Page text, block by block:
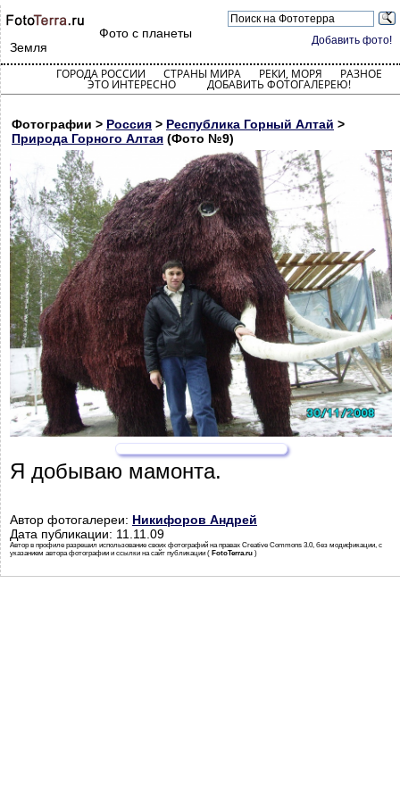
Добавить фото!
Фото с планеты
Земля
ГОРОДА РОССИИ СТРАНЫ МИРА РЕКИ, МОРЯ РАЗНОЕ
ЭТО ИНТЕРЕСНО ДОБАВИТЬ ФОТОГАЛЕРЕЮ!
Фотографии > Россия > Республика Горный Алтай >
Природа Горного Алтая (Фото №9)
Я добываю мамонта.
Автор фотогалереи: Никифоров Андрей
Дата публикации: 11.11.09
Автор в профиле разрешил использование своих фотографий на правах Creative Commons 3.0, без модификации, с
указанием автора фотографии и ссылки на сайт публикации ( FotoTerra.ru )